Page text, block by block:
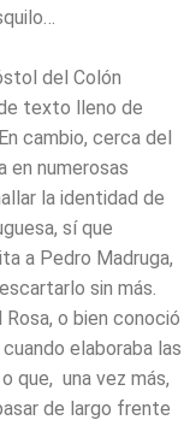
del Colón
texto lleno de
cambio, cerca del
en numerosas
la identidad de
sí que
a Pedro Madruga,
sin más.
o bien conoció
elaboraba las
que, una vez más,
de largo frente